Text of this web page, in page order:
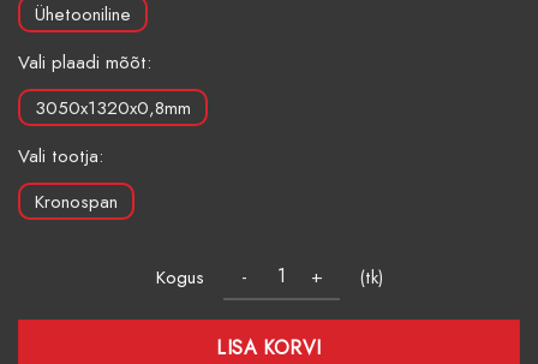
Ühetooniline
Vali plaadi mõõt:
3050x1320x0,8mm
Vali tootja:
Kronospan
Kogus (tk)
LISA KORVI